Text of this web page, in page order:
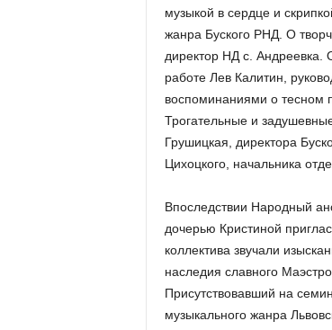
музыкой в сердце и
жанра Буского РНД. О
директор НД с. Андреевка.
работе Лев Калитин,
воспоминаниями о тесном
Трогательные и
Грушицкая, директора
Цихоцкого, начальника
Впоследствии Народный
дочерью Кристиной
коллектива звучали
наследия славного Маэстро.
Присутствовавший на
музыкального жанра